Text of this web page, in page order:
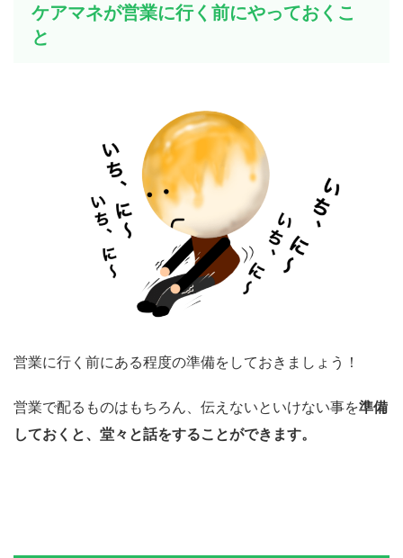
ケアマネが営業に行く前にやっておくこ
と
営業に行く前にある程度の準備をしておきましょう！
営業で配るものはもちろん、伝えないといけない事を準備
しておくと、堂々と話をすることができます。